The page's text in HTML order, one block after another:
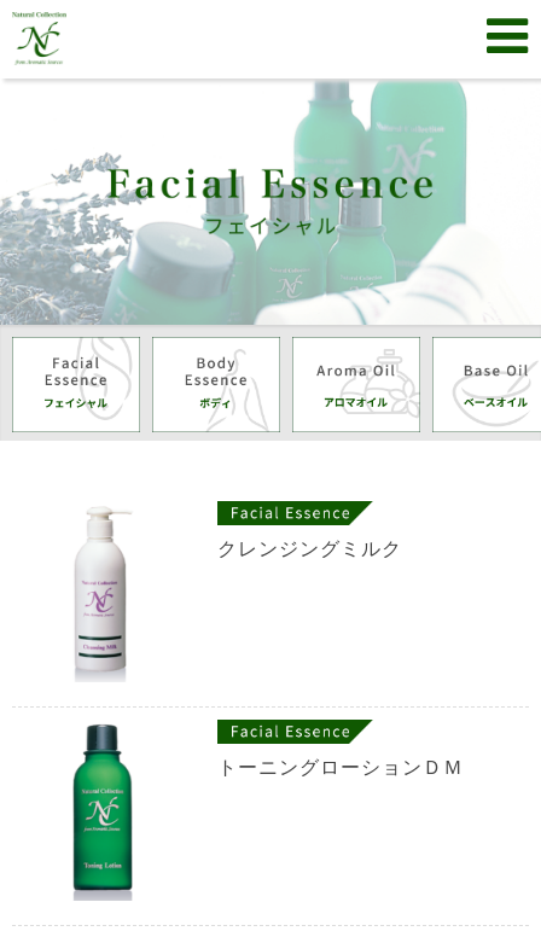
クレンジングミルク
トーニングローションＤＭ